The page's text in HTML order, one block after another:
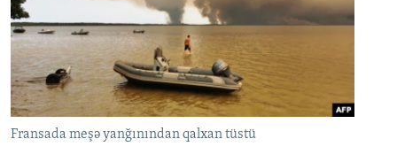
Fransada meşə yanğınından qalxan tüstü